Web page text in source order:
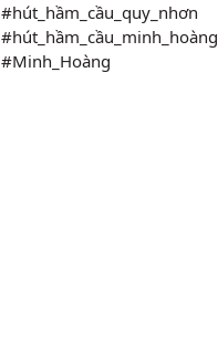
#hút_hầm_cầu_quy_nhơn
#hút_hầm_cầu_minh_hoàng
#Minh_Hoàng